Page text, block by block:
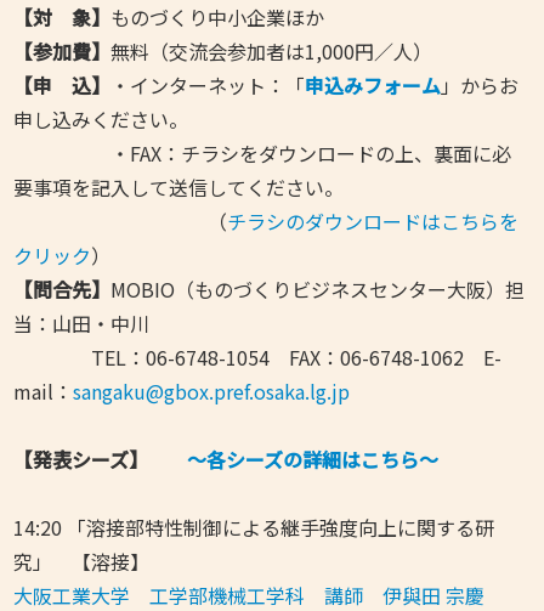
【対 象】 ものづくり中小企業ほか
【参加費】無料（交流会参加者は1,000円／人）
【申 込】
・インターネット：「申込みフォーム」からお
申し込みください。
・FAX：チラシをダウンロードの上、裏面に必
要事項を記入して送信してください。
（チラシのダウンロードはこちらを
クリック）
【問合先】 MOBIO（ものづくりビジネスセンター大阪）担
当：山田・中川
TEL：06-6748-1054 FAX：06-6748-1062 E-
mail：sangaku@gbox.pref.osaka.lg.jp
【発表シーズ】 ～各シーズの詳細はこちら～
14:20 「溶接部特性制御による継手強度向上に関する研
究」 【溶接】
大阪工業大学 工学部機械工学科 講師 伊與田 宗慶